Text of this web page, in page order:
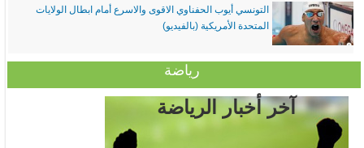
التونسي أيوب الحفناوي الاقوى والاسرع أمام ابطال الولايات
المتحدة الأمريكية (بالفيديو)
رياضة
آخر أخبار الرياضة